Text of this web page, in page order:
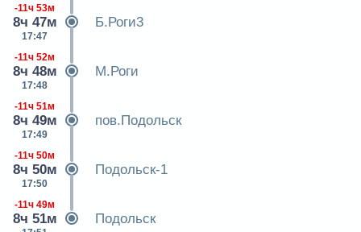
-11ч 53м
8ч 47м
17:47
Б.Роги3
-11ч 52м
8ч 48м
17:48
М.Роги
-11ч 51м
8ч 49м
17:49
пов.Подольск
-11ч 50м
8ч 50м
17:50
Подольск-1
-11ч 49м
8ч 51м Подольск